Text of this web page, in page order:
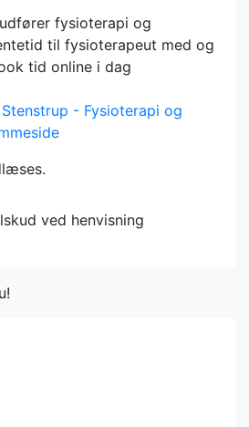
fysioterapi og
til fysioterapeut med og
tid online i dag
Stenstrup - Fysioterapi og
ved henvisning